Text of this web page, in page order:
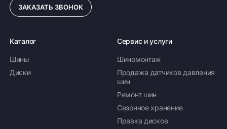
ЗАКАЗАТЬ ЗВОНОК
Каталог
Шины
Диски
Сервис и услуги
Шиномонтаж
Продажа датчиков давления
шин
Ремонт шин
Сезонное хранение
Правка дисков